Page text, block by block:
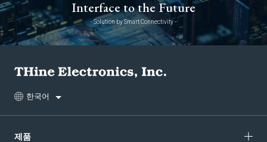
Interface to the Future
- Solution by Smart Connectivity -
한국어
제품